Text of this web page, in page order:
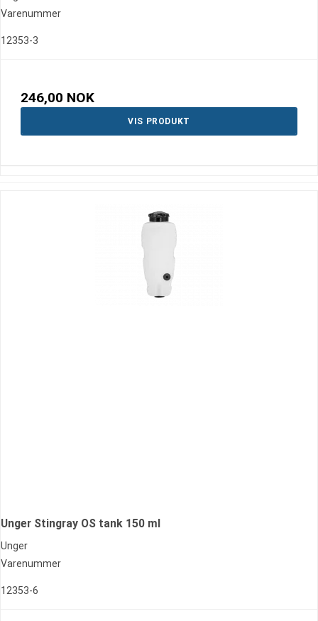
Varenummer
12353-3
246,00 NOK
VIS PRODUKT
Unger Stingray OS tank 150 ml
Unger
Varenummer
12353-6